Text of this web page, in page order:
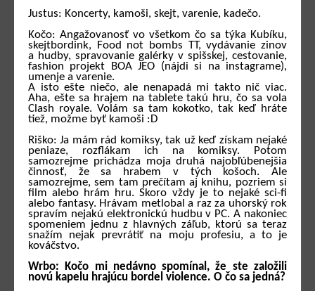
Justus: Koncerty, kamoši, skejt, varenie, kadečo.
Kočo: Angažovanosť vo všetkom čo sa týka Kubíku,
skejtbordink, Food not bombs TT, vydávanie zinov
a hudby, spravovanie galérky v spišskej, cestovanie,
fashion projekt BOA JEO (nájdi si na instagrame),
umenje a varenie.
A isto ešte niečo, ale nenapadá mi takto nič viac.
Aha, ešte sa hrajem na tablete takú hru, čo sa vola
Clash royale. Volám sa tam kokotko, tak keď hráte
tiež, možme byť kamoši :D
Riško: Ja mám rád komiksy, tak už keď získam nejaké
peniaze, rozflákam ich na komiksy. Potom
samozrejme prichádza moja druhá najobľúbenejšia
činnosť, že sa hrabem v tých košoch. Ale
samozrejme, sem tam prečítam aj knihu, pozriem si
film alebo hrám hru. Skoro vždy je to nejaké sci-fi
alebo fantasy. Hrávam metlobal a raz za uhorský rok
spravím nejakú elektronickú hudbu v PC. A nakoniec
spomeniem jednu z hlavných záľub, ktorú sa teraz
snažím nejak prevrátiť na moju profesiu, a to je
kováčstvo.
Wrbo: Kočo mi nedávno spomínal, že ste založili
novú kapelu hrajúcu bordel violence. O čo sa jedná?